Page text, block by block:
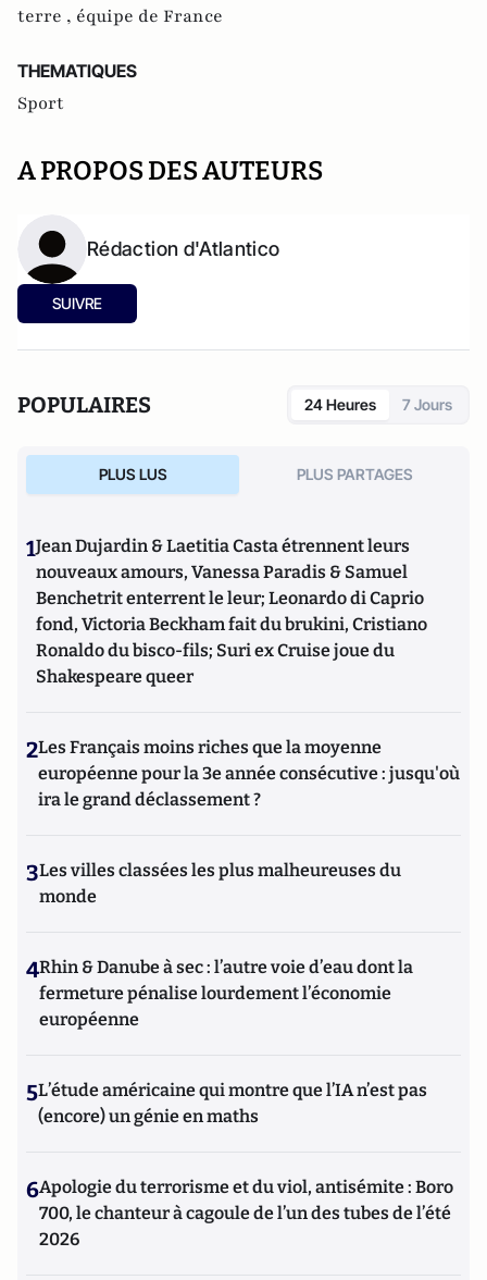
terre , équipe de France
THEMATIQUES
Sport
A PROPOS DES AUTEURS
Rédaction d'Atlantico
SUIVRE
POPULAIRES 24 Heures 7 Jours
PLUS LUS PLUS PARTAGES
1Jean Dujardin & Laetitia Casta étrennent leurs
nouveaux amours, Vanessa Paradis & Samuel
Benchetrit enterrent le leur; Leonardo di Caprio
fond, Victoria Beckham fait du brukini, Cristiano
Ronaldo du bisco-fils; Suri ex Cruise joue du
Shakespeare queer
2Les Français moins riches que la moyenne
européenne pour la 3e année consécutive : jusqu'où
ira le grand déclassement ?
3Les villes classées les plus malheureuses du
monde
4Rhin & Danube à sec : l’autre voie d’eau dont la
fermeture pénalise lourdement l’économie
européenne
5L’étude américaine qui montre que l’IA n’est pas
(encore) un génie en maths
6Apologie du terrorisme et du viol, antisémite : Boro
700, le chanteur à cagoule de l’un des tubes de l’été
2026